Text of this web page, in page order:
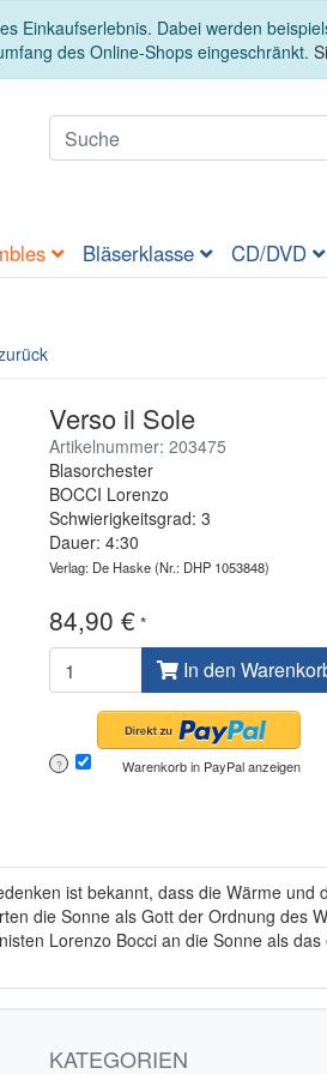
Einkaufserlebnis. Dabei werden
des Online-Shops eingeschränkt.
Bläserklasse CD/DVD
Verso il Sole
Artikelnummer: 203475
Blasorchester
BOCCI Lorenzo
Schwierigkeitsgrad: 3
Dauer: 4:30
Verlag: De Haske(Nr.: DHP 1053848)
84,90 € *
In den
? Warenkorb in PayPal anzeigen
ist bekannt, dass die Wärme
die Sonne als Gott der Ordnung des
Lorenzo Bocci an die Sonne als
KATEGORIEN